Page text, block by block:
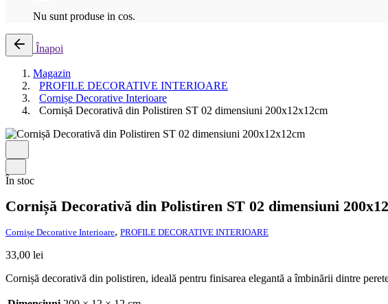
Nu sunt produse in cos.
Înapoi
Magazin
PROFILE DECORATIVE INTERIOARE
Cornișe Decorative Interioare
Cornișă Decorativă din Polistiren ST 02 dimensiuni 200x12x12cm
În stoc
Cornișă Decorativă din Polistiren ST 02 dimensiuni
Cornișe Decorative Interioare, PROFILE DECORATIVE INTERIOARE
33,00 lei
Cornișă decorativă din polistiren, ideală pentru finisarea elegantă a îmbinării dintre